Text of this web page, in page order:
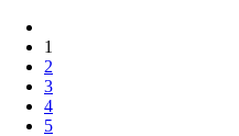
1
2
3
4
5